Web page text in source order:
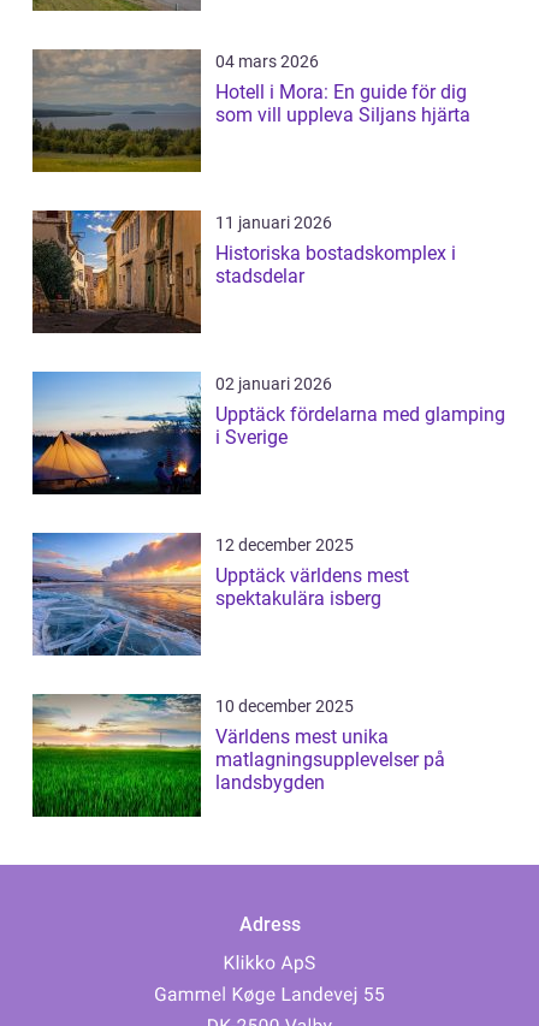
04 mars 2026
Hotell i Mora: En guide för dig
som vill uppleva Siljans hjärta
11 januari 2026
Historiska bostadskomplex i
stadsdelar
02 januari 2026
Upptäck fördelarna med glamping
i Sverige
12 december 2025
Upptäck världens mest
spektakulära isberg
10 december 2025
Världens mest unika
matlagningsupplevelser på
landsbygden
Adress